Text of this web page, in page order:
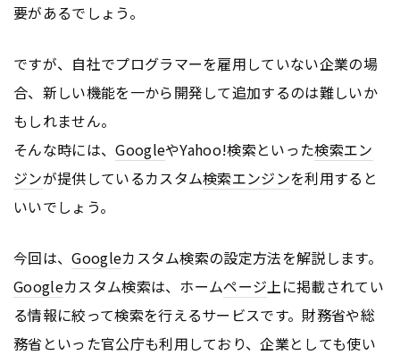
要があるでしょう。
ですが、自社でプログラマーを雇用していない企業の場
合、新しい機能を一から開発して追加するのは難しいか
もしれません。
そんな時には、GoogleやYahoo!検索といった検索エン
ジンが提供しているカスタム検索エンジンを利用すると
いいでしょう。
今回は、Googleカスタム検索の設定方法を解説します。
Googleカスタム検索は、ホームページ上に掲載されてい
る情報に絞って検索を行えるサービスです。財務省や総
務省といった官公庁も利用しており、企業としても使い